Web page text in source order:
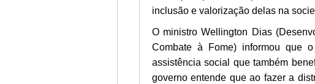
inclusão e valorização delas na
O ministro Wellington Dias
Combate à Fome) informou que
assistência social que também
governo entende que ao fazer a